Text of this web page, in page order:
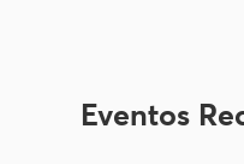
Eventos